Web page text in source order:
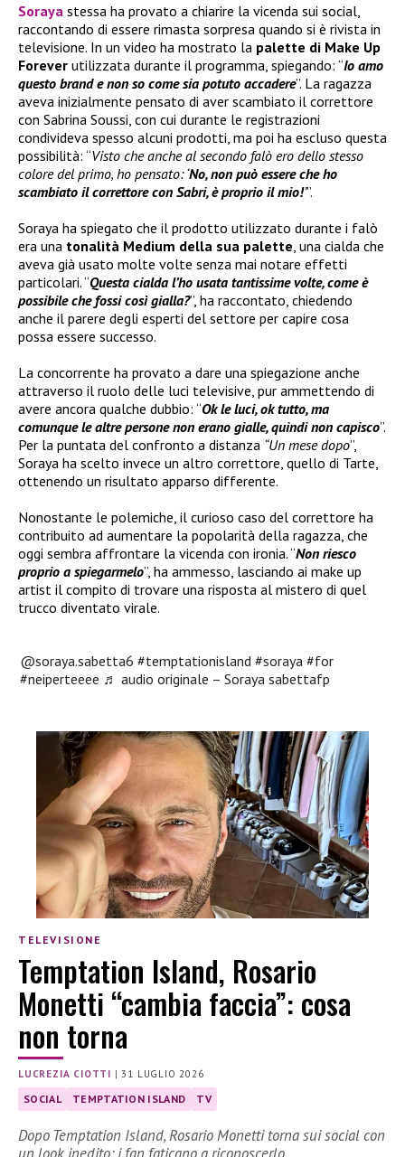
Soraya stessa ha provato a chiarire la vicenda sui social,
raccontando di essere rimasta sorpresa quando si è rivista in
televisione. In un video ha mostrato la palette di Make Up
Forever utilizzata durante il programma, spiegando: “Io amo
questo brand e non so come sia potuto accadere”. La ragazza
aveva inizialmente pensato di aver scambiato il correttore
con Sabrina Soussi, con cui durante le registrazioni
condivideva spesso alcuni prodotti, ma poi ha escluso questa
possibilità: “Visto che anche al secondo falò ero dello stesso
colore del primo, ho pensato: ‘No, non può essere che ho
scambiato il correttore con Sabri, è proprio il mio!’”.
Soraya ha spiegato che il prodotto utilizzato durante i falò
era una tonalità Medium della sua palette , una cialda che
aveva già usato molte volte senza mai notare effetti
particolari. “Questa cialda l’ho usata tantissime volte, come è
possibile che fossi così gialla?”, ha raccontato, chiedendo
anche il parere degli esperti del settore per capire cosa
possa essere successo.
La concorrente ha provato a dare una spiegazione anche
attraverso il ruolo delle luci televisive, pur ammettendo di
avere ancora qualche dubbio: “Ok le luci, ok tutto, ma
comunque le altre persone non erano gialle, quindi non capisco”.
Per la puntata del confronto a distanza “Un mese dopo”,
Soraya ha scelto invece un altro correttore, quello di Tarte,
ottenendo un risultato apparso differente.
Nonostante le polemiche, il curioso caso del correttore ha
contribuito ad aumentare la popolarità della ragazza, che
oggi sembra affrontare la vicenda con ironia. “Non riesco
proprio a spiegarmelo”, ha ammesso, lasciando ai make up
artist il compito di trovare una risposta al mistero di quel
trucco diventato virale.
@soraya.sabetta6 #temptationisland #soraya #for
#neiperteeee ♬ audio originale – Soraya sabettafp
TELEVISIONE
Temptation Island, Rosario
Monetti “cambia faccia”: cosa
non torna
LUCREZIA CIOTTI |31 LUGLIO 2026
SOCIAL TEMPTATION ISLAND TV
Dopo Temptation Island, Rosario Monetti torna sui social con